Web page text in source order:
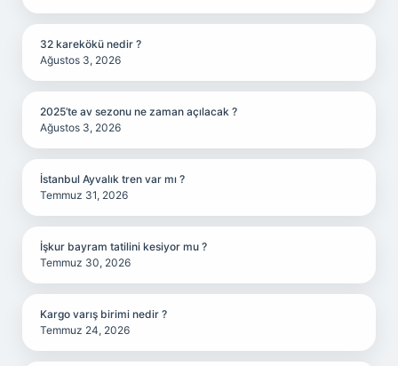
32 karekökü nedir ?
Ağustos 3, 2026
2025’te av sezonu ne zaman açılacak ?
Ağustos 3, 2026
İstanbul Ayvalık tren var mı ?
Temmuz 31, 2026
İşkur bayram tatilini kesiyor mu ?
Temmuz 30, 2026
Kargo varış birimi nedir ?
Temmuz 24, 2026